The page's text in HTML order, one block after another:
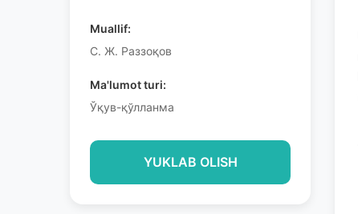
Muallif:
С. Ж. Раззоқов
Ma'lumot turi:
Ўқув-қўлланма
YUKLAB OLISH